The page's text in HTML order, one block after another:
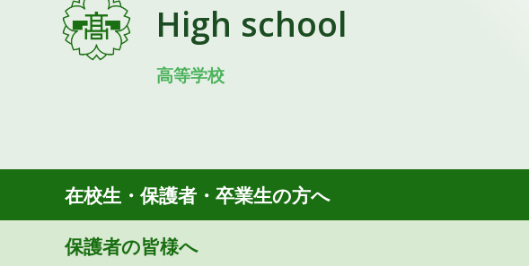
High school
高等学校
在校生・保護者・卒業生の方へ
保護者の皆様へ